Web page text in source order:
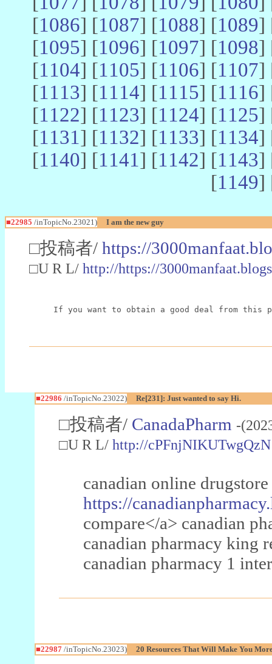
[1086] [1087] [1088] [1089]
[1095] [1096] [1097] [1098]
[1104] [1105] [1106] [1107]
[1113] [1114] [1115] [1116]
[1122] [1123] [1124] [1125]
[1131] [1132] [1133] [1134]
[1140] [1141] [1142] [1143]
[1149]
■22985 /inTopicNo.23021) I am the new guy
□投稿者/ https://
□U R L/ http://https://
If you want to obtain a good deal from this
■22986 /inTopicNo.23022) Re[231]: Just wanted to say Hi.
□投稿者/ CanadaPharm -
□U R L/ http://cPFnjNIKUTwgQzN
canadian online
https://
compare</a> canadian
canadian pharmacy king
canadian pharmacy 1
■22987/inTopicNo.23023) 20 Resources That Will Make You